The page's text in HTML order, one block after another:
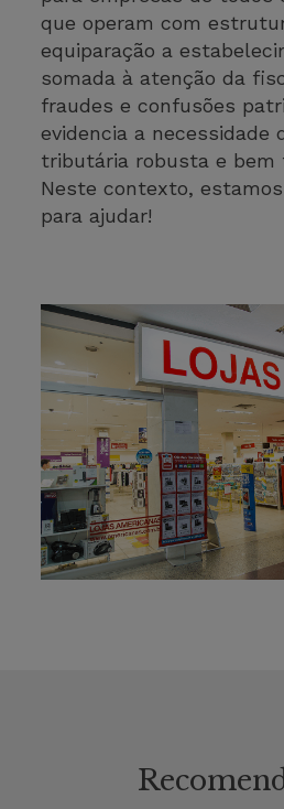
que operam com
equiparação a
somada à atenção da
fraudes e confusões
evidencia a necessidade
tributária robusta e bem
Neste contexto,
para ajudar!